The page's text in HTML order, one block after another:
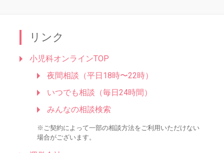
リンク
小児科オンラインTOP
夜間相談（平日18時〜22時）
いつでも相談（毎日24時間）
みんなの相談検索
※ご契約によって一部の相談方法をご利用いただけない
場合がございます。